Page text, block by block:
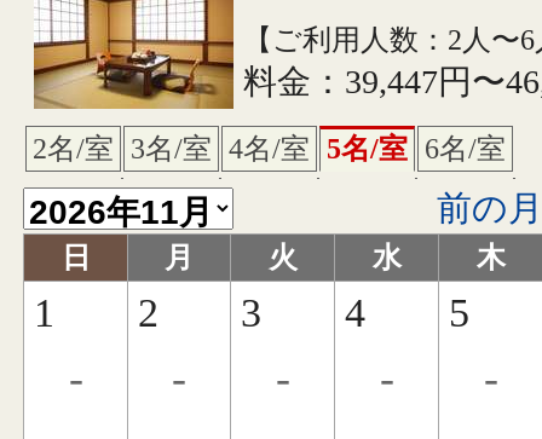
【ご利用人数：2人〜
料金：39,447円〜
2名/室 3名/室 4名/室 5名/室 6名/室
前の
日 月 火 水 木
1
-
2
-
3
-
4
-
5
-